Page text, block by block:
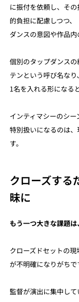
に振付を依頼し、そ
的負担に配慮しつつ、
ダンスの意図や作品内
個別のタップダンス
テンという呼び名な
1名を入れる形になる
インティマシーのシ
特別扱いになるのは
す。
クローズする
昧に
もう一つ大きな課題は
クローズドセットの現
が不明確になりがちで
監督が演出に集中し